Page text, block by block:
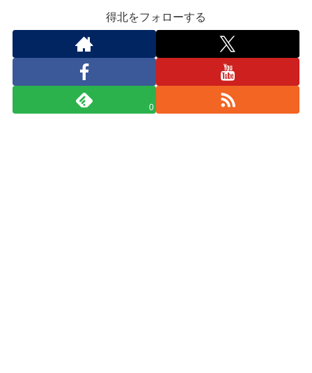
得北をフォローする
0